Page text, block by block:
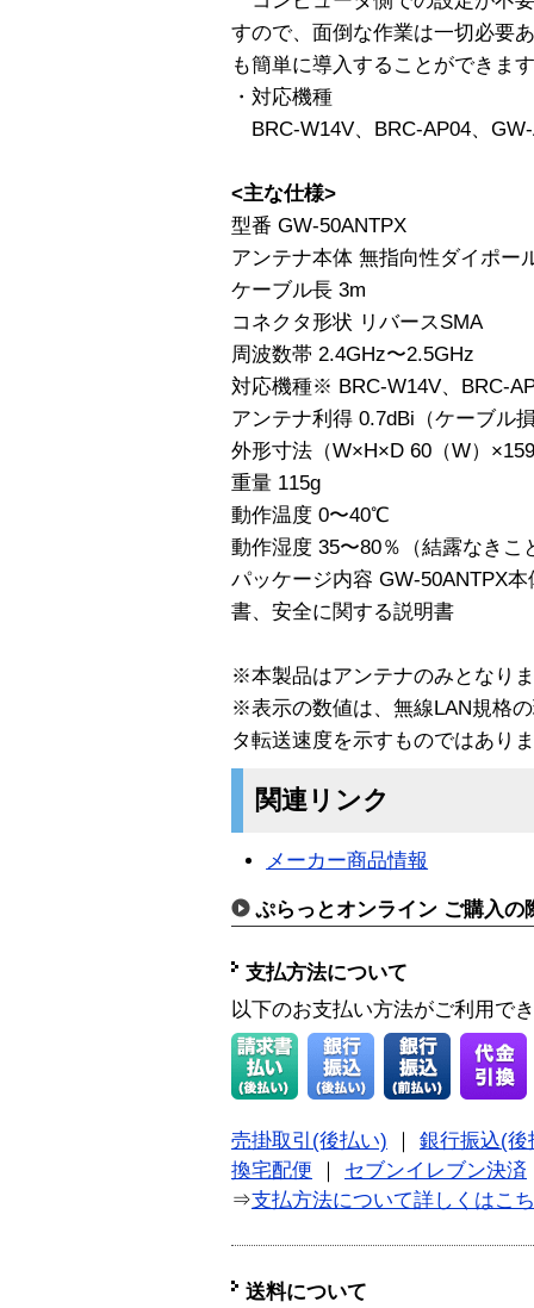
すので、面倒な作業は一切必要
も簡単に導入することができま
・対応機種
BRC-W14V、BRC-AP04、
<主な仕様>
型番 GW-50ANTPX
アンテナ本体 無指向性ダイポー
ケーブル長 3m
コネクタ形状 リバースSMA
周波数帯 2.4GHz〜2.5GHz
対応機種※ BRC-W14V、BRC-
アンテナ利得 0.7dBi（ケーブル
外形寸法（W×H×D 60（W）
重量 115g
動作温度 0〜40℃
動作湿度 35〜80％（結露なきこ
パッケージ内容 GW-50ANTPX
書、安全に関する説明書
※本製品はアンテナのみとなり
※表示の数値は、無線LAN規格
タ転送速度を示すものではあり
関連リンク
メーカー商品情報
ぷらっとオンライン ご購入の
支払方法について
以下のお支払い方法がご利用で
売掛取引(後払い)
銀行振込(後
換宅配便
セブンイレブン決済
⇒支払方法について詳しくはこ
送料について